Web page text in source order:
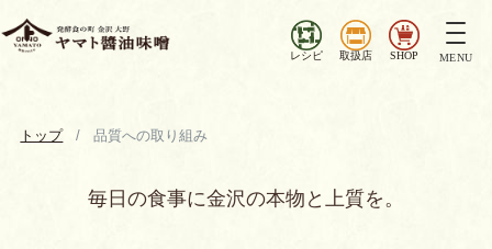
レシピ 取扱店 SHOP
ナ
ビ
MENU
トップ 品質への取り組み
毎日の食事に金沢の本物と上質を。